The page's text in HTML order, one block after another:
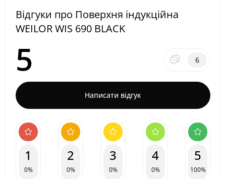
Відгуки про Поверхня індукційна
WEILOR WIS 690 BLACK
5 6
Написати відгук
1
0%
2
0%
3
0%
4
0%
5
100%